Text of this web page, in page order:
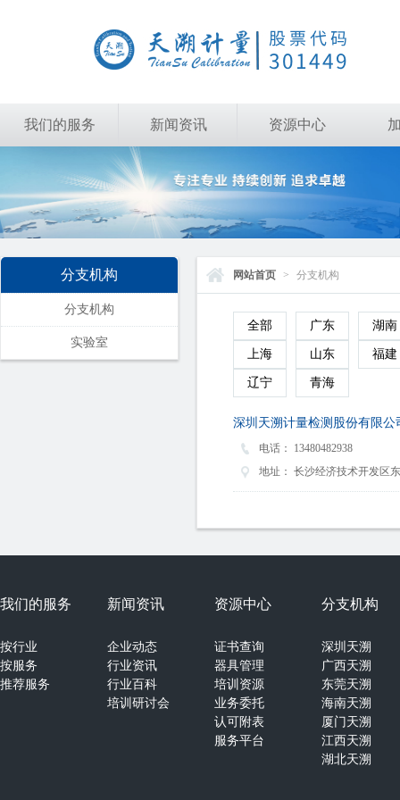
我们的服务 新闻资讯 资源中心
分支机构
分支机构
实验室
网站首页 > 分支机构
全部 广东 湖南
上海 山东 福建
辽宁 青海
深圳天溯计量检测股份有限公
电话：
13480482938
地址： 长沙经济技术开发区
我们的服务
按行业
按服务
推荐服务
新闻资讯
企业动态
行业资讯
行业百科
培训研讨会
资源中心
证书查询
器具管理
培训资源
业务委托
认可附表
服务平台
分支机构
深圳天溯
广西天溯
东莞天溯
海南天溯
厦门天溯
江西天溯
湖北天溯